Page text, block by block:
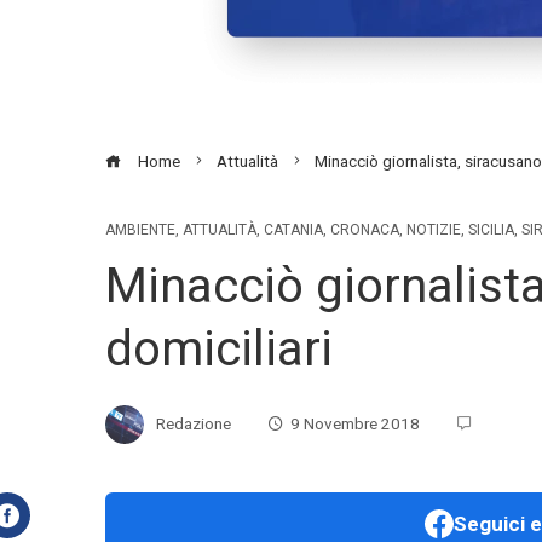
Home Attualità Minacciò giornalista,
AMBIENTE, ATTUALITÀ, CATANIA, CRONACA, NOTIZIE, SICILIA,
Minacciò
domiciliari
Redazione 9 Novembre 2018
Seguici